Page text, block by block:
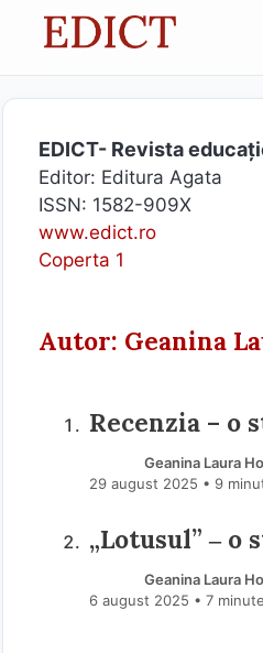
EDICT- Revista
Editor: Editura Agata
ISSN: 1582-909X
www.edict.ro
Coperta 1
Autor: Geanina
Recenzia – o
Geanina Laura
29 august 2025 • 9
„Lotusul” ‒
Geanina Laura
6 august 2025 • 7 minute